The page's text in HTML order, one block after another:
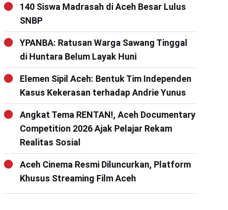
140 Siswa Madrasah di Aceh Besar Lulus
SNBP
YPANBA: Ratusan Warga Sawang Tinggal
di Huntara Belum Layak Huni
Elemen Sipil Aceh: Bentuk Tim Independen
Kasus Kekerasan terhadap Andrie Yunus
Angkat Tema RENTAN!, Aceh Documentary
Competition 2026 Ajak Pelajar Rekam
Realitas Sosial
Aceh Cinema Resmi Diluncurkan, Platform
Khusus Streaming Film Aceh